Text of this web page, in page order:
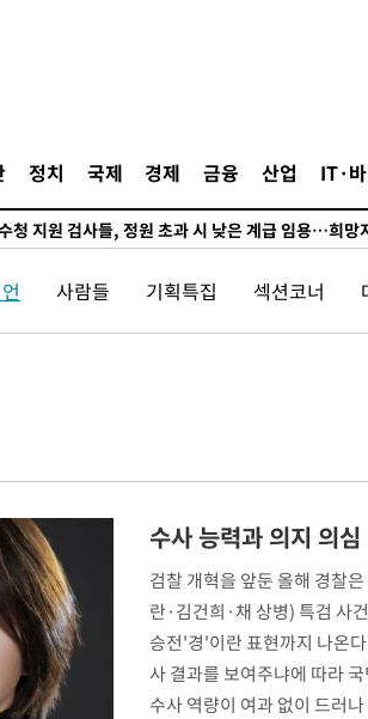
정치 국제 경제 금융 산업 IT·
소폭 하락"…수도권 폭염중대경보, 폭염경보로 하향
청 지원 검사들, 정원 초과 시 낮은 계급 임용…희망
스, 용인·청주 팹에 54조 투자…"AI 메모리 수요 선
재영·이다영 자매, 아제르바이잔 투란VC 입단
특검, '계엄 수용공간 확보' 신용해 前교정본부장
목한 韓축구 파문…"국민적 공분에 수사 재개"
수수색에 성접대 파문까지…'쑥대밭' 된 축구협회
합리화위원회 부위원장에 김태유 서울대 공대 교
리위, '돌려차기 발언' 진종오·서범수 징계 절차
중국 수출 23.9%↑ 수입 27.5%↑…무역총액
사람들 기획특집 섹션코너
수사 능력과 의지 의
검찰 개혁을 앞둔 올해 경찰
란·김건희·채 상병) 특검 사
승전'경'이란 표현까지 나온
사 결과를 보여주냐에 따라
수사 역량이 여과 없이 드러